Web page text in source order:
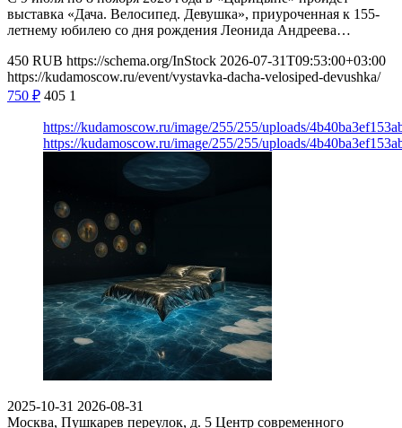
выставка «Дача. Велосипед. Девушка», приуроченная к 155-
летнему юбилею со дня рождения Леонида Андреева…
450 RUB https://schema.org/InStock 2026-07-31T09:53:00+03:00
https://kudamoscow.ru/event/vystavka-dacha-velosiped-devushka/
750 ₽ 405 1
https://kudamoscow.ru/image/255/255/uploads/
https://kudamoscow.ru/image/255/255/uploads/
2025-10-31 2026-08-31
Москва, Пушкарев переулок, д. 5 Центр современного